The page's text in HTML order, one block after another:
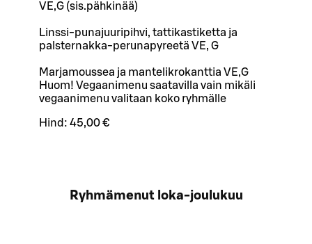
VE,G (sis.pähkinää)
Linssi-punajuuripihvi, tattikastiketta ja
palsternakka-perunapyreetä VE, G
Marjamoussea ja mantelikrokanttia VE,G
Huom! Vegaanimenu saatavilla vain mikäli
vegaanimenu valitaan koko ryhmälle
Hind: 45,00 €
Ryhmämenut loka-joulukuu